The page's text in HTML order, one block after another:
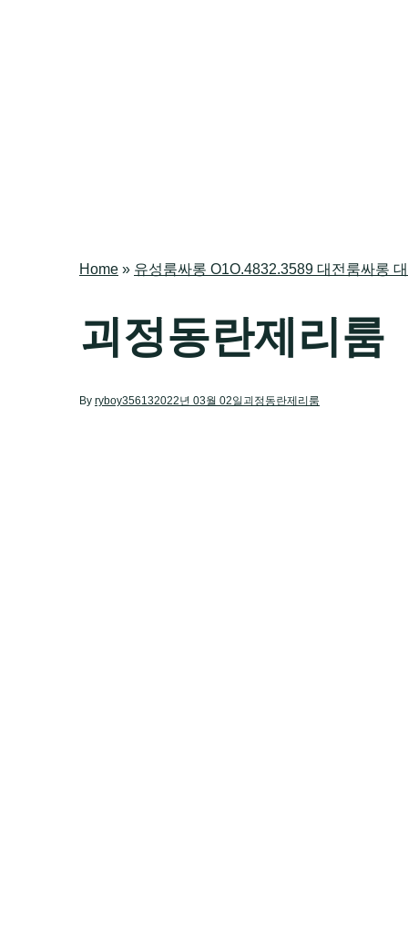
Home » 유성룸싸롱 O1O.4832.3589 대전룸싸롱
괴정동란제리룸
By ryboy356132022년 03월 02일 괴정동란제리룸